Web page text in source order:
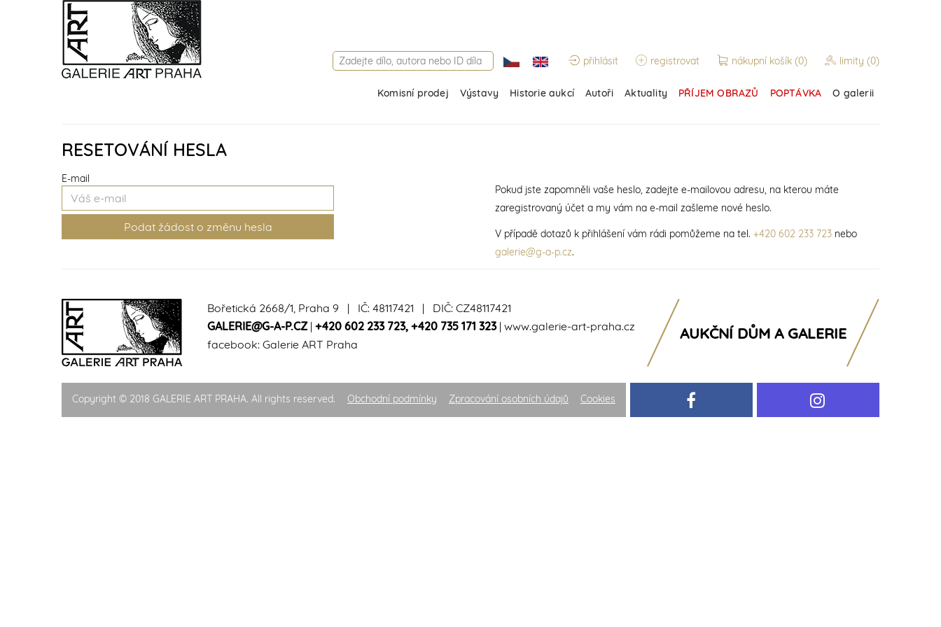
přihlásit registrovat nákupní košík (0) limity (0)
Komisní prodej Výstavy Historie aukcí Autoři Aktuality PŘÍJEM OBRAZŮ POPTÁVKA O galerii
RESETOVÁNÍ HESLA
E-mail
Pokud jste zapomněli vaše heslo, zadejte e-mailovou adresu, na kterou máte
zaregistrovaný účet a my vám na e-mail zašleme nové heslo.
V případě dotazů k přihlášení vám rádi pomůžeme na tel. +420 602 233 723nebo
galerie@g-a-p.cz.
Bořetická 2668/1, Praha 9 | IČ: 48117421 | DIČ: CZ48117421
GALERIE@G-A-P.CZ| +420 602 233 723, +420 735 171 323| www.galerie-art-praha.cz
facebook: Galerie ART Praha
AUKČNÍ DŮM A GALERIE
Copyright © 2018 GALERIE ART PRAHA. All rights reserved. Obchodní podmínky Zpracování osobních údajů Cookies